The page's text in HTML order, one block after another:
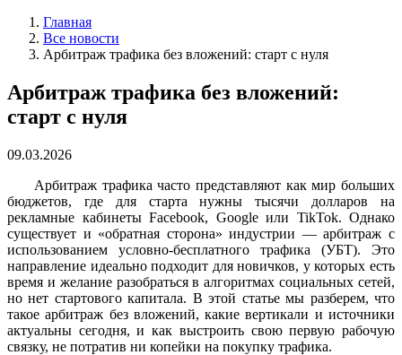
Главная
Все новости
Арбитраж трафика без вложений: старт с нуля
Арбитраж трафика без вложений:
старт с нуля
09.03.2026
Арбитраж трафика часто представляют как мир больших
бюджетов, где для старта нужны тысячи долларов на
рекламные кабинеты Facebook, Google или TikTok. Однако
существует и «обратная сторона» индустрии — арбитраж с
использованием условно-бесплатного трафика (УБТ). Это
направление идеально подходит для новичков, у которых есть
время и желание разобраться в алгоритмах социальных сетей,
но нет стартового капитала. В этой статье мы разберем, что
такое арбитраж без вложений, какие вертикали и источники
актуальны сегодня, и как выстроить свою первую рабочую
связку, не потратив ни копейки на покупку трафика.